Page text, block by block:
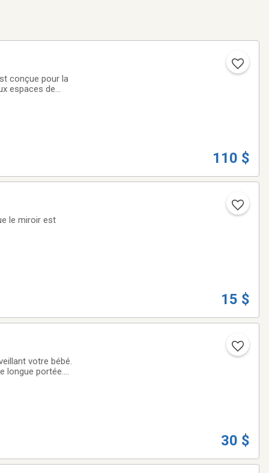
conçue pour la
espaces de
110 $
le miroir est
15 $
votre bébé.
longue portée.*
30 $